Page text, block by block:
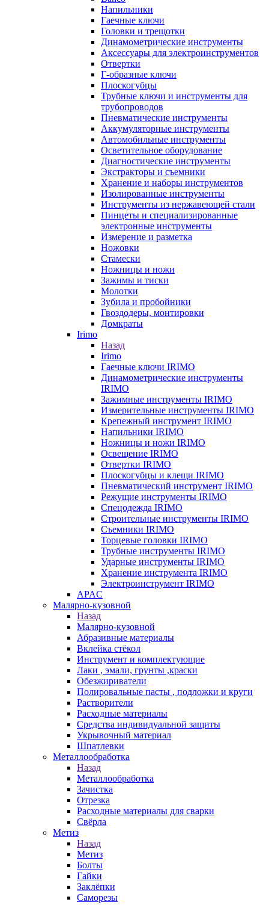
Напильники
Гаечные ключи
Головки и трещотки
Динамометрические инструменты
Аксессуары для электроинструментов
Отвертки
Г-образные ключи
Плоскогубцы
Трубные ключи и инструменты для
трубопроводов
Пневматические инструменты
Аккумуляторные инструменты
Автомобильные инструменты
Осветительное оборудование
Диагностические инструменты
Экстракторы и съемники
Хранение и наборы инструментов
Изолированные инструменты
Инструменты из нержавеющей стали
Пинцеты и специализированные
электронные инструменты
Измерение и разметка
Ножовки
Стамески
Ножницы и ножи
Зажимы и тиски
Молотки
Зубила и пробойники
Гвоздодеры, монтировки
Домкраты
Irimo
Назад
Irimo
Гаечные ключи IRIMO
Динамометрические инструменты
IRIMO
Зажимные инструменты IRIMO
Измерительные инструменты IRIMO
Крепежный инструмент IRIMO
Напильники IRIMO
Ножницы и ножи IRIMO
Освещение IRIMO
Отвертки IRIMO
Плоскогубцы и клещи IRIMO
Пневматический инструмент IRIMO
Режущие инструменты IRIMO
Спецодежда IRIMO
Строительные инструменты IRIMO
Съемники IRIMO
Торцевые головки IRIMO
Трубные инструменты IRIMO
Ударные инструменты IRIMO
Хранение инструмента IRIMO
Электроинструмент IRIMO
APAC
Малярно-кузовной
Назад
Малярно-кузовной
Абразивные материалы
Вклейка стёкол
Инструмент и комплектующие
Лаки , эмали, грунты ,краски
Обезжириватели
Полировальные пасты , подложки и круги
Растворители
Расходные материалы
Средства индивидуальной защиты
Укрывочный материал
Шпатлевки
Металлообработка
Назад
Металлообработка
Зачистка
Отрезка
Расходные материалы для сварки
Свёрла
Метиз
Назад
Метиз
Болты
Гайки
Заклёпки
Саморезы